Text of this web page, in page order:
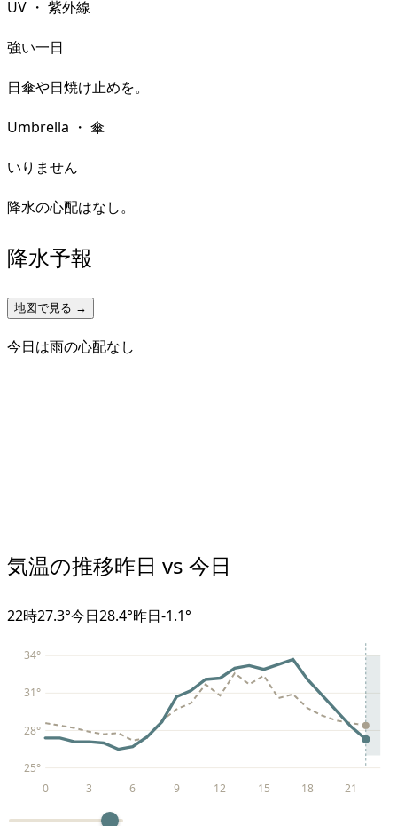
UV ・ 紫外線
強い一日
日傘や日焼け止めを。
Umbrella ・ 傘
いりません
降水の心配はなし。
降水予報
地図で見る →
今日は雨の心配なし
気温の推移昨日 vs 今日
22時27.3°今日28.4°昨日-1.1°
25°
28°
31°
34°
0 3 6 9 12 15 18 21